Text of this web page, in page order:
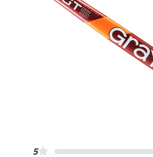
5